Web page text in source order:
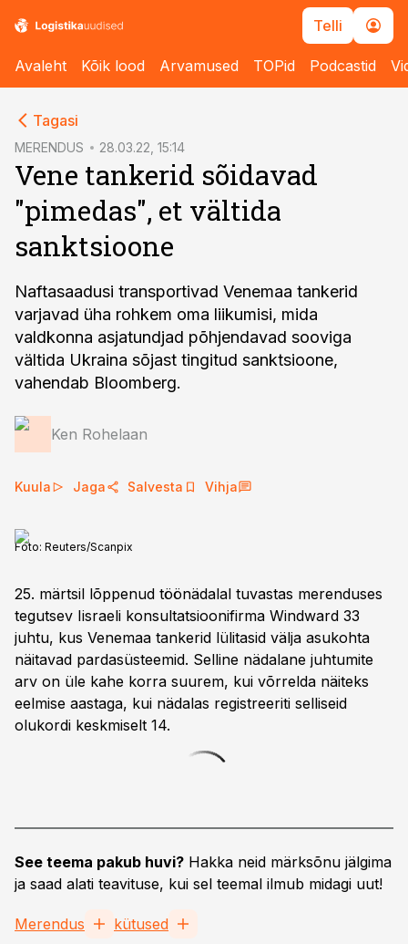
Telli
Avaleht Kõik lood Arvamused TOPid Podcastid
Tagasi
MERENDUS 28.03.22, 15:14
Vene tankerid sõidavad
"pimedas", et vältida
sanktsioone
Naftasaadusi transportivad Venemaa tankerid
varjavad üha rohkem oma liikumisi, mida
valdkonna asjatundjad põhjendavad sooviga
vältida Ukraina sõjast tingitud sanktsioone,
vahendab Bloomberg.
Ken Rohelaan
Kuula Jaga Salvesta Vihja
Foto: Reuters/Scanpix
25. märtsil lõppenud töönädalal tuvastas merenduses
tegutsev Iisraeli konsultatsioonifirma Windward 33
juhtu, kus Venemaa tankerid lülitasid välja asukohta
näitavad pardasüsteemid. Selline nädalane juhtumite
arv on üle kahe korra suurem, kui võrrelda näiteks
eelmise aastaga, kui nädalas registreeriti selliseid
olukordi keskmiselt 14.
See teema pakub huvi? Hakka neid märksõnu jälgima
ja saad alati teavituse, kui sel teemal ilmub midagi uut!
Merendus kütused